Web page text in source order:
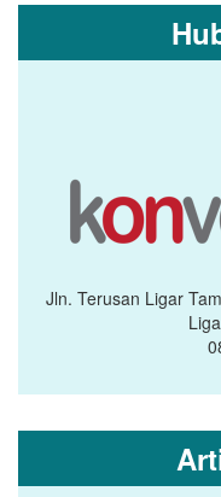
Jln. Terusan Ligar